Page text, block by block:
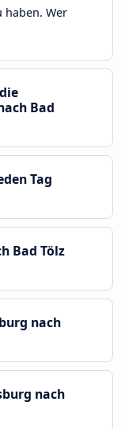
haben. Wer
Bad
Tag
Bad Tölz
nach
nach